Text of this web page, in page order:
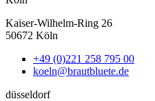
Kaiser-Wilhelm-Ring 26
50672 Köln
+49 (0)221 258 795 00
koeln@brautbluete.de
düsseldorf